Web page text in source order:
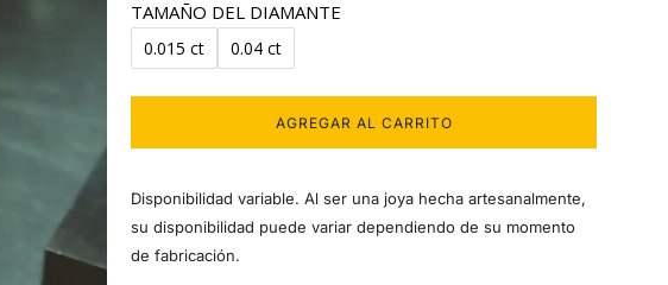
TAMAÑO DEL DIAMANTE
0.015 ct 0.04 ct
AGREGAR AL CARRITO
C
A
G
A
Disponibilidad variable. Al ser una joya hecha artesanalmente,
su disponibilidad puede variar dependiendo de su momento
de fabricación.